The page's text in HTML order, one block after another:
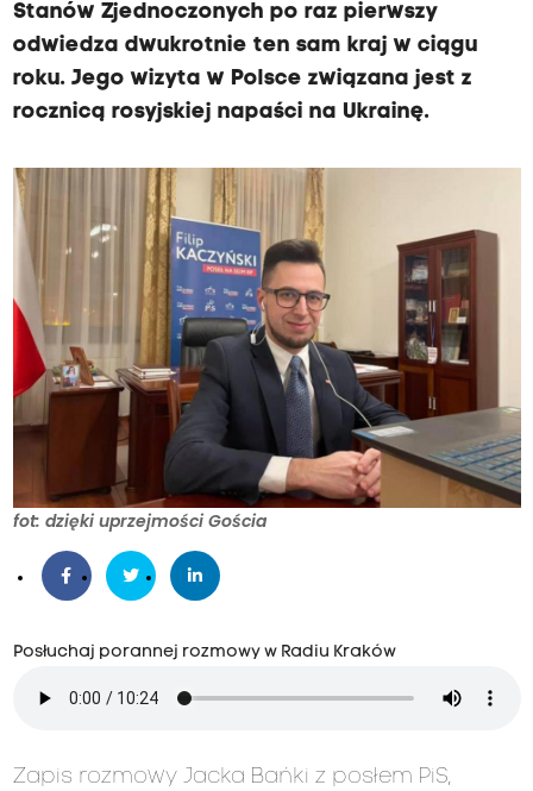
Stanów Zjednoczonych po raz pierwszy
odwiedza dwukrotnie ten sam kraj w ciągu
roku. Jego wizyta w Polsce związana jest z
rocznicą rosyjskiej napaści na Ukrainę.
fot: dzięki uprzejmości Gościa
Posłuchaj porannej rozmowy w Radiu Kraków
Zapis rozmowy Jacka Bańki z posłem PiS,